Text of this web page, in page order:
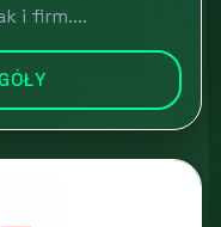
i firm....